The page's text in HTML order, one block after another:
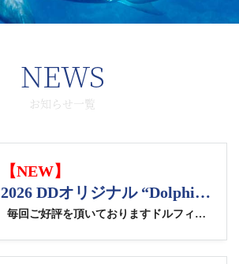
NEWS
お知らせ一覧
【NEW】
2026 DDオリジナル “Dolphin Circlee”ドライ&コットンTシャツご注文受付中！
毎回ご好評を頂いておりますドルフィンズドリームオリジナルTシャツを今年も販売いたします！ 今回は、過去に制作したオリジナルＴシャツで最も人気が高かっく、再販のリクエストも多くいただいていた“Dolphin Circlee”デザインで、ご好評をいただいている厚地のコットンＴシャツ（5.6オンス ハイクオリティーＴシャツ）、ドライＴシャツは前回までのシルキータッチドライＴシャツから変更し、コストパフォーマンスに優れ、カラーバリエーションも豊富なドライＴシャツ（4.1オンス ドライアスレチックＴシャツ）の２種類のＴシャツを制作します。また小柄な女性用にガールズサイズ、キッズサイズのご注文も受け付けます。 Ｔシャツのカラーは、昨年同様に各アイテムの全カラーをご指定いただけます。 メーカーのリンクを開いて、アイテムごとのカラー見本をご確認ください。 ※メーカーの在庫状況によっては、ご希望いただいたカラーを承れない場合があります。 ※プリント色は指定できません。Ｔシャツのカラーによってはプリントが埋もれてしまう場合がありますので、プリントが映えるＴシャツカラーをお選びください。 Ｔシャツの前面、左胸にはＤＤのロゴ、バックプリントにはDDロゴと波をモチーフにしたサークルを配いました。波間には１０頭のイルカが隠れていますので見つけてみてください。 受注分のみの販売となります。ご注文の締め切りは８月１２日(水)ご注文受付分までとさせていただきます。 以下のURLよりコットンTシャツ、ドライTシャツそれぞれのチラシをダウンロードしていただけます。ご確認の上、タイプ/カラー/サイズをご指定の上ご注文ください。 2026 DDオリジナル“Dolphin’s line Tシャツのチラシ一括ダウンロード 【2026 DDオリジナル“Dolphin Circle”4.1ozドライTシャツ】 快適に過ごせる４.１オンスの厚み、多機能でありながらコスパ抜群のライトな価格と豊富なカラー展開を兼ね備えた、アクティブシーンに欠かせないドラＴシャツ。 価格:3,300円(消費税込) 2枚以上ご購入の方は、1枚当り3,000円(消費税込) 2026 DDオリジナル“Dolphin Circle”4.1オンス ドライアスレチックＴシャツのチラシ アダルトサイズ 全４０色のカラー見本はこちらから ※迷彩柄の選択は不可 キッズサイズ 全４０色のカラー見本はこちらから 【2026 DDオリジナル“Dolphin Circle”5.6ozコットンTシャツ】 着心地や素材感にこだわった上質なTシャツを探している人のための1枚。 “よれない”“透けない”“長持ちする”という3大要素を兼ね備えた綿Tシャツです。 価格:3,740円(消費税込) 2枚以上ご購入の方は、1枚当り3,400円(消費税込) 2026 DDオリジナル“Dolphin Circle”5.6オンス ハイクオリティーＴシャツのチラシ アダルトサイズ 全６１色のカラー見本はこちらから ガールズサイズ 全３１色のカラー見本はこちらから ご注文の受付は８月１２日(水)まで！ お電話、メール、ＬＩＮＥでもご注文をお受けします。 タイプ（コットンＴシャツorドライＴシャツ）とご希望のサイズ、ご希望のカラーおよび、それぞれのご希望枚数をお知らせください！ (注：ＬＩＮＥでご注文される方は、ＤＤのグループＬＩＮＥでは無く、栗田宛のラインにお送りください) 沢山の皆様のご注文、お待ちしております！！